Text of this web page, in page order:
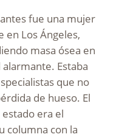
fue una mujer
en Los Ángeles,
masa ósea en
Estaba
que no
de hueso. El
era el
columna con la